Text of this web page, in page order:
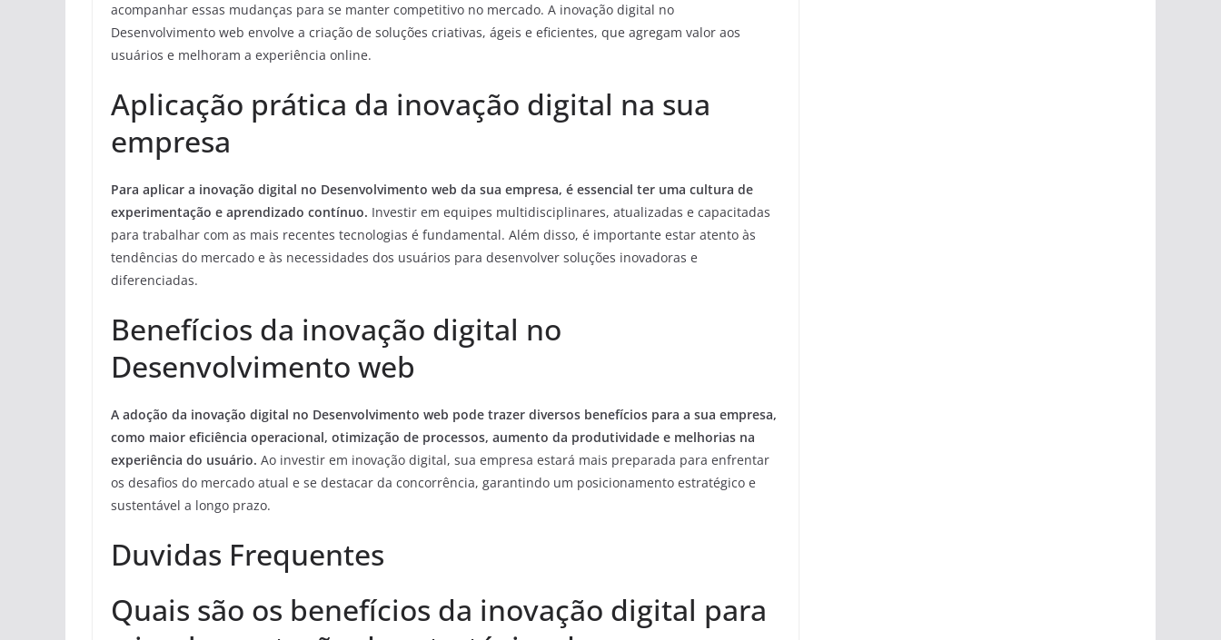
acompanhar essas mudanças para se manter competitivo no mercado. A inovação digital no
Desenvolvimento web envolve a criação de soluções criativas, ágeis e eficientes, que agregam valor aos
usuários e melhoram a experiência online.
Aplicação prática da inovação digital na sua
empresa
Para aplicar a inovação digital no Desenvolvimento web da sua empresa, é essencial ter uma cultura de
experimentação e aprendizado contínuo. Investir em equipes multidisciplinares, atualizadas e capacitadas
para trabalhar com as mais recentes tecnologias é fundamental. Além disso, é importante estar atento às
tendências do mercado e às necessidades dos usuários para desenvolver soluções inovadoras e
diferenciadas.
Benefícios da inovação digital no
Desenvolvimento web
A adoção da inovação digital no Desenvolvimento web pode trazer diversos benefícios para a sua empresa,
como maior eficiência operacional, otimização de processos, aumento da produtividade e melhorias na
experiência do usuário. Ao investir em inovação digital, sua empresa estará mais preparada para enfrentar
os desafios do mercado atual e se destacar da concorrência, garantindo um posicionamento estratégico e
sustentável a longo prazo.
Duvidas Frequentes
Quais são os benefícios da inovação digital para